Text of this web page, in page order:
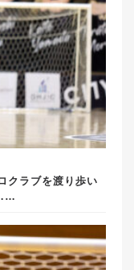
クラブを渡り歩い